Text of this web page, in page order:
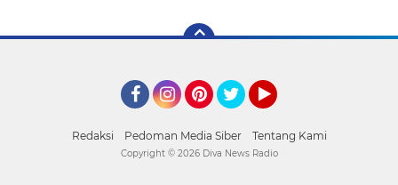
Redaksi Pedoman Media Siber Tentang Kami
Copyright © 2026 Diva News Radio